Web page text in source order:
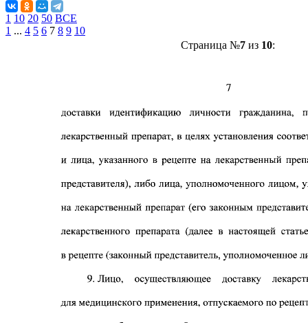
1 10 20 50 ВСЕ
1 ... 4 5 6 7 8 9 10
Страница №7из 10: